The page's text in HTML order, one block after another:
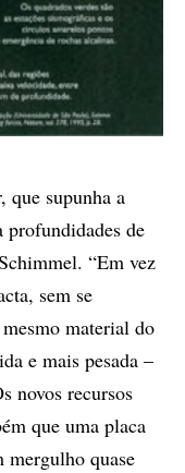
que supunha a
profundidades de
“Em vez
sem se
material do
e mais pesada –
novos recursos
que uma placa
mergulho quase